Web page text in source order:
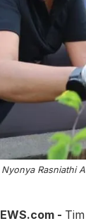
Rasniathi
-